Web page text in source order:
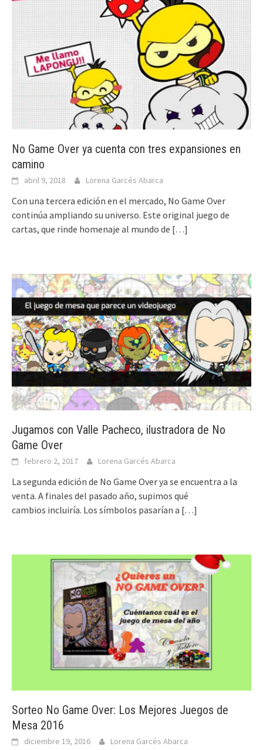
No Game Over ya cuenta con tres expansiones en
camino
abril 9, 2018 Lorena Garcés Abarca
Con una tercera edición en el mercado, No Game Over
continúa ampliando su universo. Este original juego de
cartas, que rinde homenaje al mundo de […]
Jugamos con Valle Pacheco, ilustradora de No
Game Over
febrero 2, 2017 Lorena Garcés Abarca
La segunda edición de No Game Over ya se encuentra a la
venta. A finales del pasado año, supimos qué
cambios incluiría. Los símbolos pasarían a […]
Sorteo No Game Over: Los Mejores Juegos de
Mesa 2016
diciembre 19, 2016 Lorena Garcés Abarca